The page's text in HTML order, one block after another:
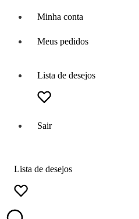
Minha conta
Meus pedidos
Lista de desejos
Sair
Lista de desejos